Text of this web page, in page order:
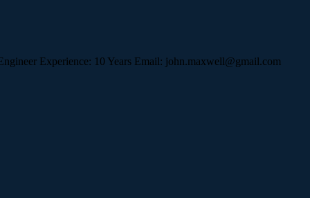
Experience: 10 Years Email: john.maxwell@gmail.com